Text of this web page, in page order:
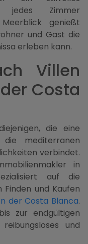
jedes Zimmer
genießt
und Gast die
erleben kann.
Villen
Costa
die eine
die mediterranen
verbindet.
in
auf die
und Kaufen
der Costa Blanca.
zur endgültigen
und